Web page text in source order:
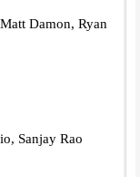
Damon, Ryan
Sanjay Rao